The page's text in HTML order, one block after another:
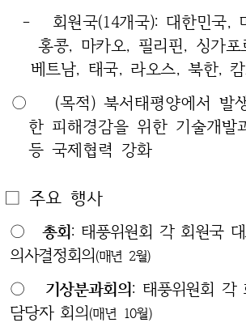
- 회원국(14개국): 대한민국,
홍콩, 마카오, 필리핀, 싱가포
베트남, 태국, 라오스, 북한,
○ (목적) 북서태평양에서 발
한 피해경감을 위한 기술개발
등 국제협력 강화
□ 주요 행사
○총회: 태풍위원회 각 회원국
의사결정회의(매년 2월)
○ 기상분과회의: 태풍위원회 각
담당자 회의(매년 10월)